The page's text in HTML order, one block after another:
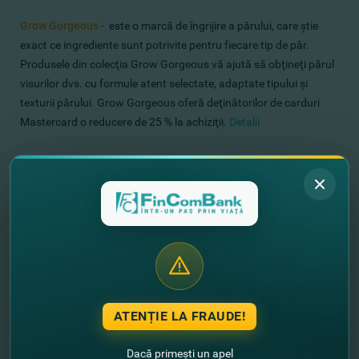
Grow Gorgeous- este o marcă de îngrijire a părului, care ştie
exact ce ingrediente sunt potrivite pentru fiecare tip de păr.
Produsele din colecţia Grow Gorgeous vă ajută să obţineţi părul
visurilor dvs. cu formule atent selectate, adaptate tipului şi
texturii părului. Grow Gorgeous oferă deţinătorilor de carduri
Mastercard o reducere de 25 % la achiziţii. Detalii
LOOKFANTASTIC- este platforma online nr. 1 în domeniul
înfrumuseţării premium din Europa, cu o selecţie de 22.000 de
produse de la mărci de top, inclusiv Dolce & Gabbana, Eve Lom,
La Mer, MAC, Kérastase şi Yves Saint Laurent. Site-ul conţine
arătaţi fantastic! Oferind sfaturi de specialitate celor 1,4
milioane de utilizatori zilnici, LOOKFANTASTIC satisface toate
părului până la lifehack-uri populare. Benefiaciază de o reducere
de 20 % la efectuarea de achiziţii pentru deţinătorii de carduri
ATENȚIE LA FRAUDE!
Dacă primești un apel